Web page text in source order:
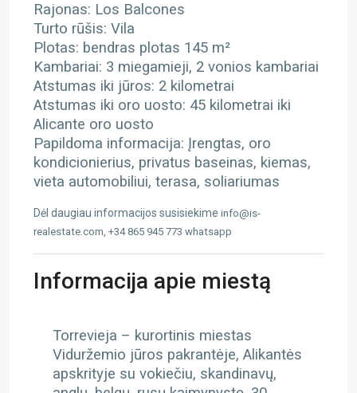
Rajonas: Los Balcones
Turto rūšis: Vila
Plotas: bendras plotas 145 m²
Kambariai: 3 miegamieji, 2 vonios kambariai
Atstumas iki jūros: 2 kilometrai
Atstumas iki oro uosto: 45 kilometrai iki
Alicante oro uosto
Papildoma informacija: Įrengtas, oro
kondicionierius, privatus baseinas, kiemas,
vieta automobiliui, terasa, soliariumas
Dėl daugiau informacijos susisiekime info@is-
realestate.com, +34 865 945 773 whatsapp
Informacija apie miestą
Torrevieja – kurortinis miestas
Viduržemio jūros pakrantėje, Alikantės
apskrityje su vokiečiu, skandinavų,